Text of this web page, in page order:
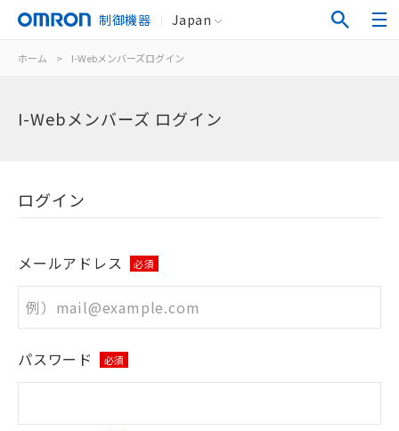
制御機器 Japan
ホーム > I-Webメンバーズログイン
I-Webメンバーズ ログイン
ログイン
メールアドレス 必須
パスワード 必須